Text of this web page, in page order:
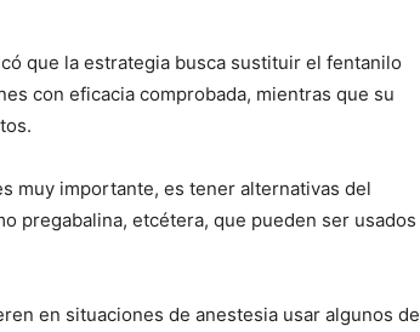
que la estrategia busca sustituir el fentanilo
con eficacia comprobada, mientras que su
muy importante, es tener alternativas del
pregabalina, etcétera, que pueden ser usados
en situaciones de anestesia usar algunos de